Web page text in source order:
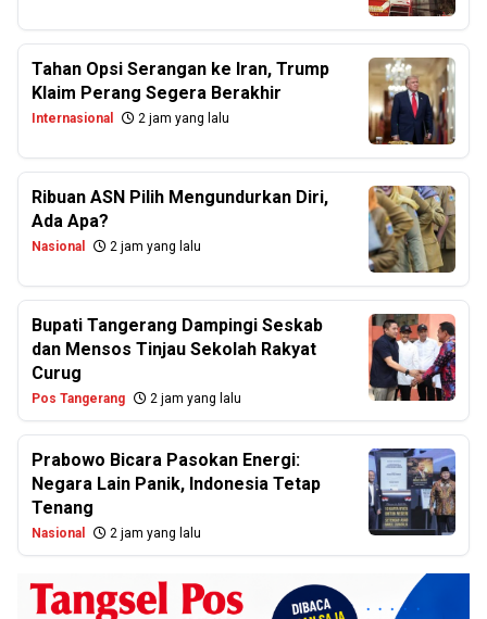
Tahan Opsi Serangan ke Iran, Trump
Klaim Perang Segera Berakhir
Internasional 2 jam yang lalu
Ribuan ASN Pilih Mengundurkan Diri,
Ada Apa?
Nasional 2 jam yang lalu
Bupati Tangerang Dampingi Seskab
dan Mensos Tinjau Sekolah Rakyat
Curug
Pos Tangerang 2 jam yang lalu
Prabowo Bicara Pasokan Energi:
Negara Lain Panik, Indonesia Tetap
Tenang
Nasional 2 jam yang lalu